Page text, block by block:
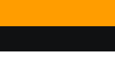
content